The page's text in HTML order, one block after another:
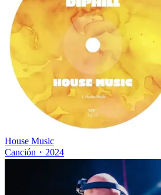
House Music
Canción ・ 2024